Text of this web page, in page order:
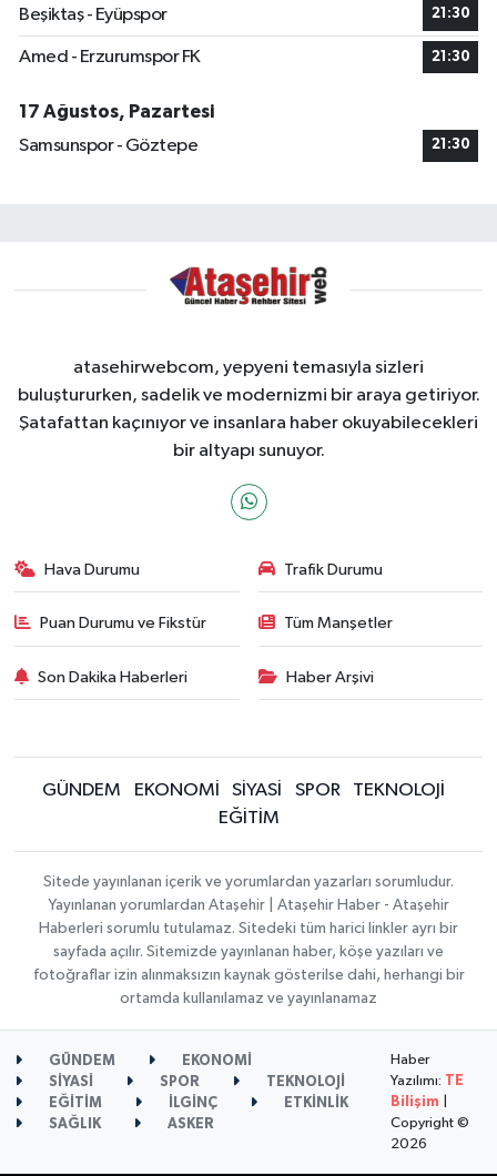
Beşiktaş - Eyüpspor 21:30
Amed - Erzurumspor FK 21:30
17 Ağustos, Pazartesi
Samsunspor - Göztepe
21:30
atasehirwebcom, yepyeni temasıyla sizleri
buluştururken, sadelik ve modernizmi bir araya getiriyor.
Şatafattan kaçınıyor ve insanlara haber okuyabilecekleri
bir altyapı sunuyor.
Hava Durumu Trafik Durumu
Puan Durumu ve Fikstür Tüm Manşetler
Son Dakika Haberleri Haber Arşivi
GÜNDEM EKONOMİ SİYASİ SPOR
TEKNOLOJİ
EĞİTİM
Sitede yayınlanan içerik ve yorumlardan yazarları sorumludur.
Yayınlanan yorumlardan Ataşehir | Ataşehir Haber - Ataşehir
Haberleri sorumlu tutulamaz. Sitedeki tüm harici linkler ayrı bir
sayfada açılır. Sitemizde yayınlanan haber, köşe yazıları ve
fotoğraflar izin alınmaksızın kaynak gösterilse dahi, herhangi bir
ortamda kullanılamaz ve yayınlanamaz
GÜNDEM
EKONOMİ
SİYASİ
SPOR
TEKNOLOJİ
EĞİTİM
İLGİNÇ
ETKİNLİK
SAĞLIK
ASKER
Haber
Yazılımı:
TE
Bilişim
Copyright ©
2026